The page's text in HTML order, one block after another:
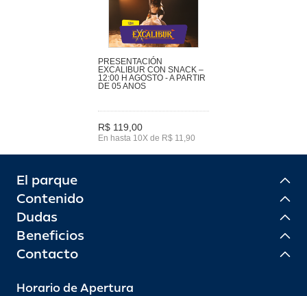
PRESENTACIÓN
EXCALIBUR CON SNACK –
12:00 H AGOSTO - A PARTIR
DE 05 ANOS
R$ 119,00
En hasta 10X de R$ 11,90
El parque
Contenido
Dudas
Beneficios
Contacto
Horario de Apertura